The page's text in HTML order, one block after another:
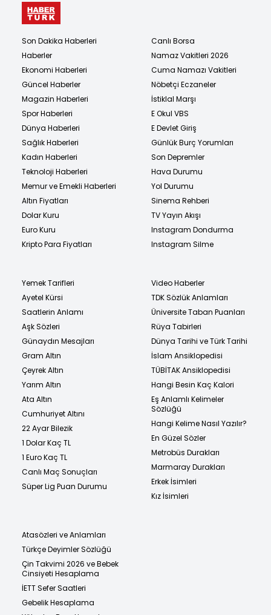
Son Dakika Haberleri
Haberler
Ekonomi Haberleri
Güncel Haberler
Magazin Haberleri
Spor Haberleri
Dünya Haberleri
Sağlık Haberleri
Kadın Haberleri
Teknoloji Haberleri
Memur ve Emekli Haberleri
Altın Fiyatları
Dolar Kuru
Euro Kuru
Kripto Para Fiyatları
Canlı Borsa
Namaz Vakitleri 2026
Cuma Namazı Vakitleri
Nöbetçi Eczaneler
İstiklal Marşı
E Okul VBS
E Devlet Giriş
Günlük Burç Yorumları
Son Depremler
Hava Durumu
Yol Durumu
Sinema Rehberi
TV Yayın Akışı
Instagram Dondurma
Instagram Silme
Yemek Tarifleri
Ayetel Kürsi
Saatlerin Anlamı
Aşk Sözleri
Günaydın Mesajları
Gram Altın
Çeyrek Altın
Yarım Altın
Ata Altın
Cumhuriyet Altını
22 Ayar Bilezik
1 Dolar Kaç TL
1 Euro Kaç TL
Canlı Maç Sonuçları
Süper Lig Puan Durumu
Video Haberler
TDK Sözlük Anlamları
Üniversite Taban Puanları
Rüya Tabirleri
Dünya Tarihi ve Türk Tarihi
İslam Ansiklopedisi
TÜBİTAK Ansiklopedisi
Hangi Besin Kaç Kalori
Eş Anlamlı Kelimeler
Sözlüğü
Hangi Kelime Nasıl Yazılır?
En Güzel Sözler
Metrobüs Durakları
Marmaray Durakları
Erkek İsimleri
Kız İsimleri
Atasözleri ve Anlamları
Türkçe Deyimler Sözlüğü
Çin Takvimi 2026 ve Bebek
Cinsiyeti Hesaplama
İETT Sefer Saatleri
Gebelik Hesaplama